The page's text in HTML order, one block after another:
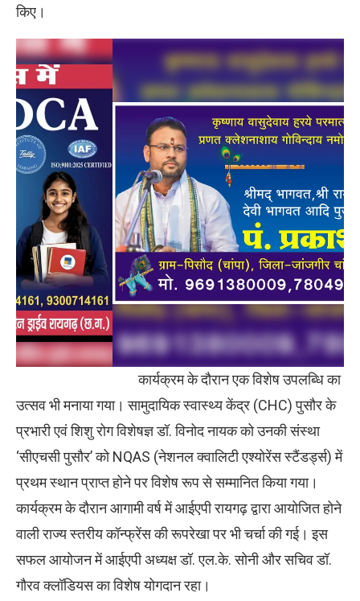
किए।
कार्यक्रम के दौरान एक विशेष उपलब्धि का
उत्सव भी मनाया गया। सामुदायिक स्वास्थ्य केंद्र (CHC) पुसौर के
प्रभारी एवं शिशु रोग विशेषज्ञ डॉ. विनोद नायक को उनकी संस्था
‘सीएचसी पुसौर’ को NQAS (नेशनल क्वालिटी एश्योरेंस स्टैंडर्ड्स) में
प्रथम स्थान प्राप्त होने पर विशेष रूप से सम्मानित किया गया।
कार्यक्रम के दौरान आगामी वर्ष में आईएपी रायगढ़ द्वारा आयोजित होने
वाली राज्य स्तरीय कॉन्फ्रेंस की रूपरेखा पर भी चर्चा की गई। इस
सफल आयोजन में आईएपी अध्यक्ष डॉ. एल.के. सोनी और सचिव डॉ.
गौरव क्लॉडियस का विशेष योगदान रहा।